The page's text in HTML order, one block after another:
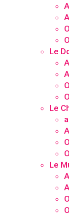
Le
Le
Le